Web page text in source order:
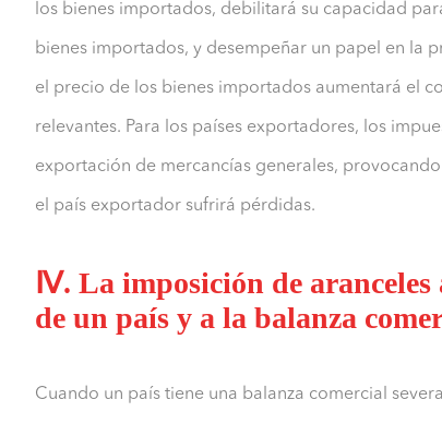
los bienes importados, debilitará su capacidad
bienes importados, y desempeñar un papel en la
el precio de los bienes importados aumentará el
relevantes. Para los países exportadores, los
exportación de mercancías generales,
el país exportador sufrirá pérdidas.
Ⅳ. La imposición de aranceles
de un país y a la balanza
Cuando un país tiene una balanza comercial